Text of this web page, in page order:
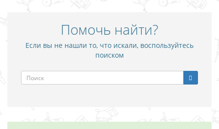
Помочь найти?
Если вы не нашли то, что искали, воспользуйтесь
поиском